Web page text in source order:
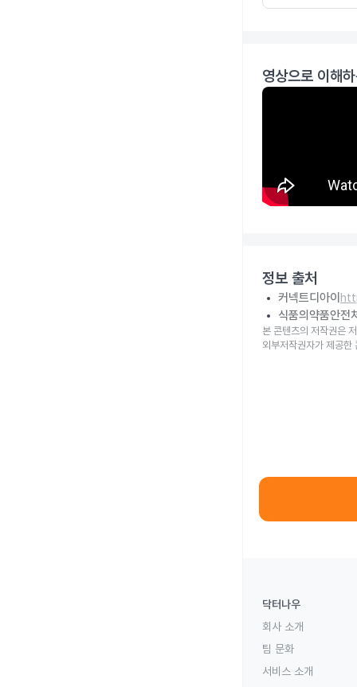
영상으로 이해
정보 출처
커넥트디아이
식품의약품안전
본 콘텐츠의 저작권은
외부저작권자가 제공한
닥터나우
회사 소개
팀 문화
서비스 소개